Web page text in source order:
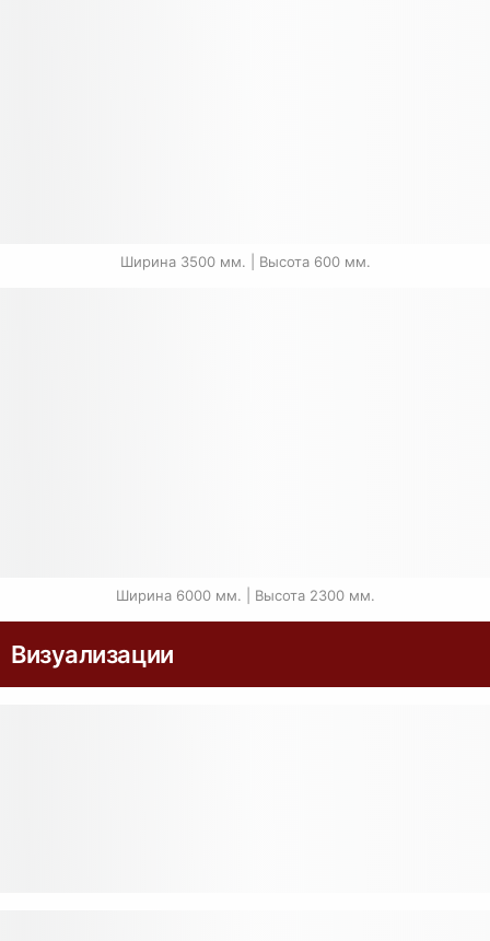
Ширина 3500 мм. | Высота 600 мм.
Ширина 6000 мм. | Высота 2300 мм.
Визуализации